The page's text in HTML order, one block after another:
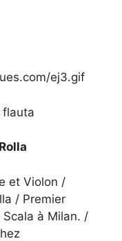
flauta
et Violon /
/ Premier
à Milan. /